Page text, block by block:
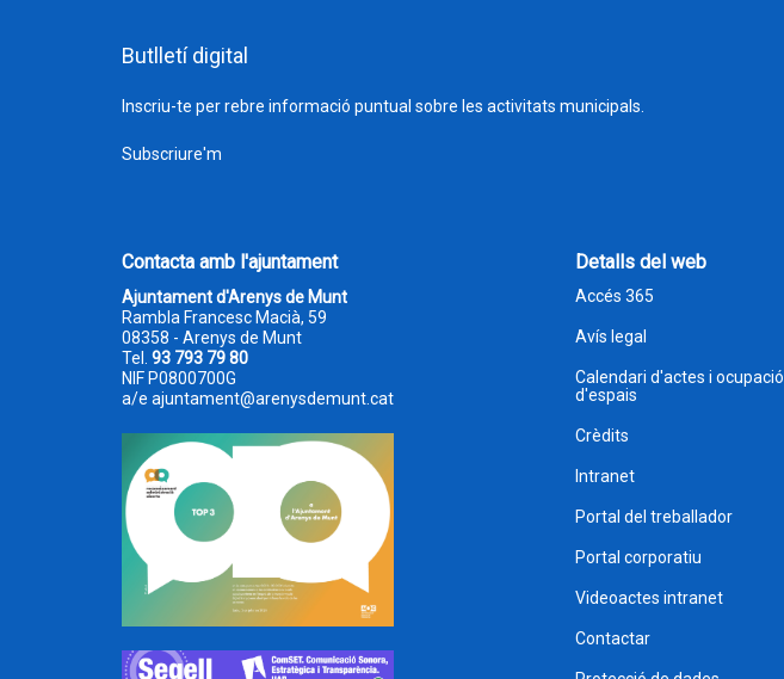
Butlletí digital
Inscriu-te per rebre informació puntual sobre les activitats municipals.
Subscriure'm
Contacta amb l'ajuntament
Ajuntament d'Arenys de Munt
Rambla Francesc Macià, 59
08358 - Arenys de Munt
Tel. 93 793 79 80
NIF P0800700G
a/e ajuntament@arenysdemunt.cat
Detalls del web
Accés 365
Avís legal
Calendari d'actes i ocupació
d'espais
Crèdits
Intranet
Portal del treballador
Portal corporatiu
Videoactes intranet
Contactar